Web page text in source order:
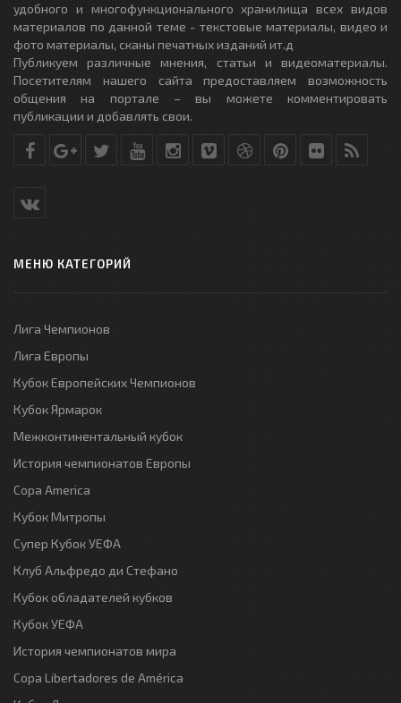
удобного и многофункционального хранилища всех видов
материалов по данной теме - текстовые материалы, видео и
фото материалы, сканы печатных изданий ит.д
Публикуем различные мнения, статьи и видеоматериалы.
Посетителям нашего сайта предоставляем возможность
общения на портале – вы можете комментировать
публикации и добавлять свои.
МЕНЮ КАТЕГОРИЙ
Лига Чемпионов
Лига Европы
Кубок Европейских Чемпионов
Кубок Ярмарок
Межконтинентальный кубок
История чемпионатов Европы
Copa America
Кубок Митропы
Супер Кубок УЕФА
Клуб Альфредо ди Стефано
Кубок обладателей кубков
Кубок УЕФА
История чемпионатов мира
Copa Libertadores de América